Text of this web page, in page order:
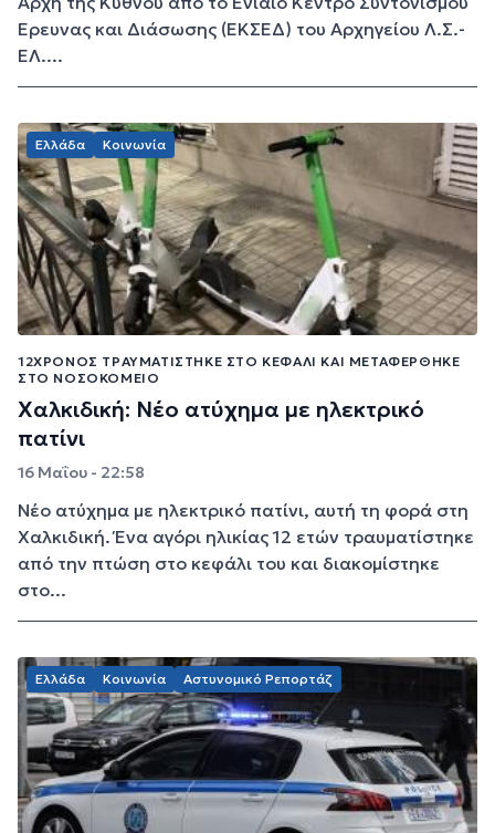
Έρευνας και Διάσωσης (ΕΚΣΕΔ) του Αρχηγείου Λ.Σ.-
ΕΛ....
Ελλάδα Κοινωνία
12ΧΡΟΝΟΣ ΤΡΑΥΜΑΤΊΣΤΗΚΕ ΣΤΟ ΚΕΦΆΛΙ ΚΑΙ ΜΕΤΑΦΈΡΘΗΚΕ
ΣΤΟ ΝΟΣΟΚΟΜΕΊΟ
Χαλκιδική: Νέο ατύχημα με ηλεκτρικό
πατίνι
16 Μαΐου - 22:58
Νέο ατύχημα με ηλεκτρικό πατίνι, αυτή τη φορά στη
Χαλκιδική. Ένα αγόρι ηλικίας 12 ετών τραυματίστηκε
από την πτώση στο κεφάλι του και διακομίστηκε
στο...
Ελλάδα Κοινωνία Αστυνομικό Ρεπορτάζ